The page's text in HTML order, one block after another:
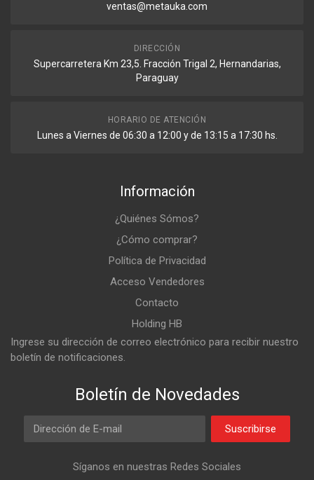
ventas@metauka.com
DIRECCIÓN
Supercarretera Km 23,5. Fracción Trigal 2, Hernandarias,
Paraguay
HORARIO DE ATENCIÓN
Lunes a Viernes de 06:30 a 12:00 y de 13:15 a 17:30 hs.
Información
¿Quiénes Sómos?
¿Cómo comprar?
Política de Privacidad
Acceso Vendedores
Contacto
Holding HB
Ingrese su dirección de correo electrónico para recibir nuestro
boletín de notificaciones.
Boletín de Novedades
Email Address Suscribirse
Síganos en nuestras Redes Sociales